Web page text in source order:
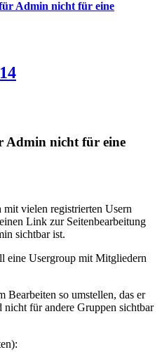
Admin nicht für eine
Admin nicht für eine
vielen registrierten Usern
Link zur Seitenbearbeitung
sichtbar ist.
eine Usergroup mit Mitgliedern
so umstellen, das er
für andere Gruppen sichtbar